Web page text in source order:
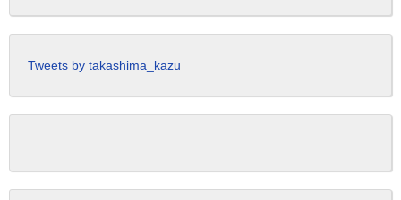
Tweets by takashima_kazu